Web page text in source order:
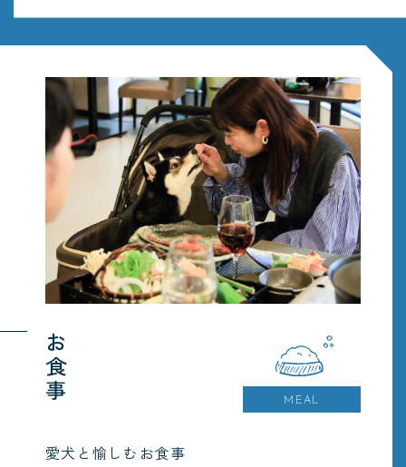
MEAL
お食事
愛犬と愉しむお食事